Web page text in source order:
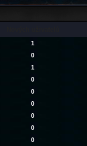
1
0
1
0
0
0
0
0
0